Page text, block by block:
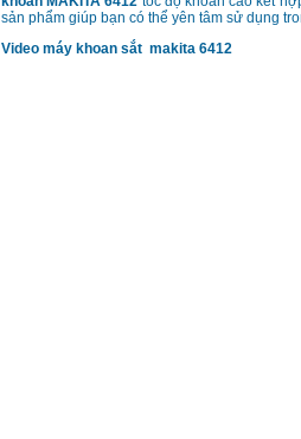
sản phẩm giúp bạn có thể yên tâm sử dụng
Video máy khoan sắt makita 6412